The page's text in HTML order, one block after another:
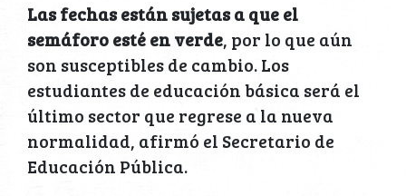
Las fechas están sujetas a que el
semáforo esté en verde, por lo que aún
son susceptibles de cambio. Los
estudiantes de educación básica será el
último sector que regrese a la nueva
normalidad, afirmó el Secretario de
Educación Pública.